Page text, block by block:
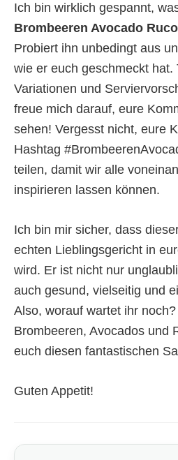
Ich bin wirklich gespannt,
Brombeeren Avocado
Probiert ihn unbedingt aus
wie er euch geschmeckt hat.
Variationen und
freue mich darauf, eure
sehen! Vergesst nicht, eure
Hashtag
teilen, damit wir alle
inspirieren lassen können.
Ich bin mir sicher, dass
echten Lieblingsgericht in
wird. Er ist nicht nur
auch gesund, vielseitig und
Also, worauf wartet ihr
Brombeeren, Avocados und
euch diesen fantastischen
Guten Appetit!